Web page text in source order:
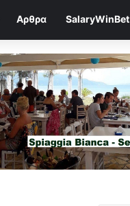
Αρθρα SalaryWinBet